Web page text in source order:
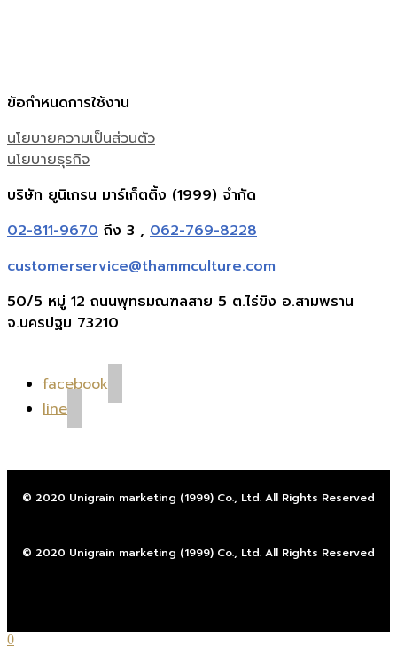
ข้อกำหนดการใช้งาน
นโยบายความเป็นส่วนตัว
นโยบายธุรกิจ
บริษัท ยูนิเกรน มาร์เก็ตติ้ง (1999) จำกัด
02-811-9670 ถึง 3 , 062-769-8228
customerservice@thammculture.com
50/5 หมู่ 12 ถนนพุทธมณฑลสาย 5 ต.ไร่ขิง อ.สามพราน
จ.นครปฐม 73210
facebook
line
© 2020 Unigrain marketing (1999) Co., Ltd. All Rights Reserved
© 2020 Unigrain marketing (1999) Co., Ltd. All Rights Reserved
0